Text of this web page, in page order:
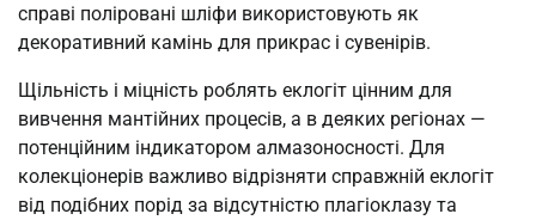
справі поліровані шліфи використовують як
декоративний камінь для прикрас і сувенірів.
Щільність і міцність роблять еклогіт цінним для
вивчення мантійних процесів, а в деяких регіонах —
потенційним індикатором алмазоносності. Для
колекціонерів важливо відрізняти справжній еклогіт
від подібних порід за відсутністю плагіоклазу та